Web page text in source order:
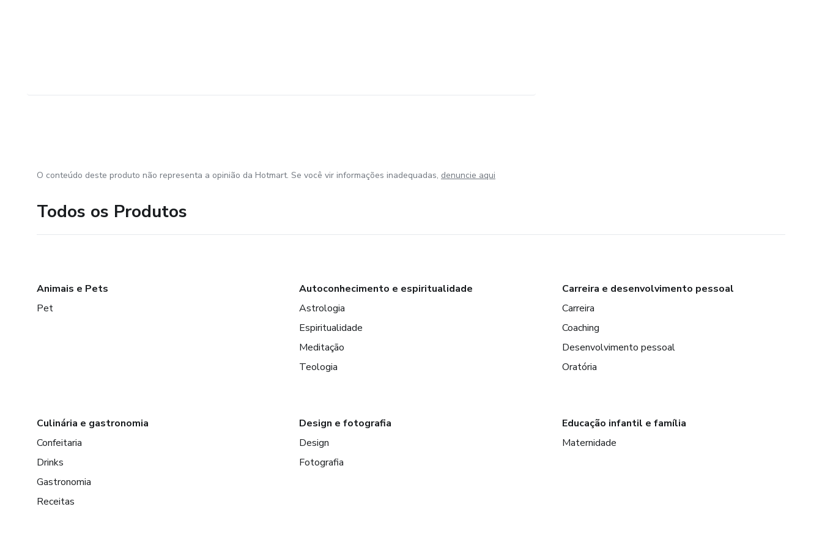
O conteúdo deste produto não representa a opinião da Hotmart. Se você vir informações inadequadas, denuncie aqui
Todos os Produtos
Animais e Pets
Pet
Autoconhecimento e espiritualidade
Astrologia
Espiritualidade
Meditação
Teologia
Carreira e desenvolvimento pessoal
Carreira
Coaching
Desenvolvimento pessoal
Oratória
Culinária e gastronomia
Confeitaria
Drinks
Gastronomia
Receitas
Design e fotografia
Design
Fotografia
Educação infantil e família
Maternidade